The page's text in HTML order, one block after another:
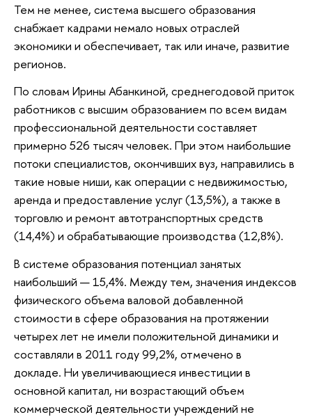
Тем не менее, система высшего образования
снабжает кадрами немало новых отраслей
экономики и обеспечивает, так или иначе, развитие
регионов.
По словам Ирины Абанкиной, среднегодовой приток
работников с высшим образованием по всем видам
профессиональной деятельности составляет
примерно 526 тысяч человек. При этом наибольшие
потоки специалистов, окончивших вуз, направились в
такие новые ниши, как операции с недвижимостью,
аренда и предоставление услуг (13,5%), а также в
торговлю и ремонт автотранспортных средств
(14,4%) и обрабатывающие производства (12,8%).
В системе образования потенциал занятых
наибольший — 15,4%. Между тем, значения индексов
физического объема валовой добавленной
стоимости в сфере образования на протяжении
четырех лет не имели положительной динамики и
составляли в 2011 году 99,2%, отмечено в
докладе. Ни увеличивающиеся инвестиции в
основной капитал, ни возрастающий объем
коммерческой деятельности учреждений не